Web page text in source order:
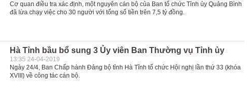
Cơ quan điều tra xác định, một nguyên cán bộ của Ban tổ chức Tỉnh ủy Quảng Bình
đã lừa chạy việc cho 30 người với tổng số tiền trên 7,5 tỷ đồng.
Hà Tỉnh bầu bổ sung 3 Ủy viên Ban Thường vụ Tỉnh ủy
13:35 24-04-2019
Ngày 24/4, Ban Chấp hành Đảng bộ tỉnh Hà Tĩnh tổ chức Hội nghị lần thứ 33 (khóa
XVIII) về công tác cán bộ.